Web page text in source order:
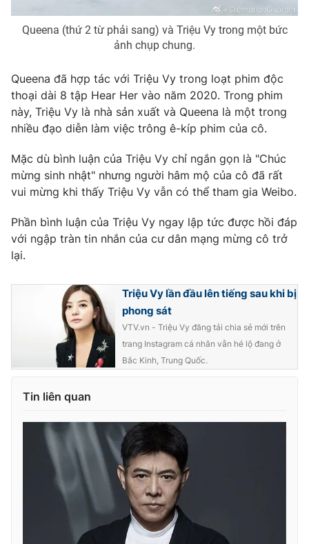
VTV Money VTV Thể thao
Thị trường 24h Tấm lòng Việt
VTV9 VTV8
Liên hệ tòa soạn English
THỜI BÁO VTV
Theo dõi báo trên
Cơ quan báo chí:
Thời báo VTV
Giấy phép hoạt động báo in và báo điện tử số 483/GP-BTTTT
cấp ngày 29/12/2023
Tổng Biên tập:
Vũ Thanh Thủy
Phó Tổng Biên tập:
Nguyễn Thị Mỹ Hạnh, Phạm Quốc Thắng,
024.38 355 931 - 024.38 355 932
Queena (thứ 2 từ phải sang) và Triệu Vy trong một bức
ảnh chụp chung.
Queena đã hợp tác với Triệu Vy trong loạt phim độc
thoại dài 8 tập Hear Her vào năm 2020. Trong phim
này, Triệu Vy là nhà sản xuất và Queena là một trong
nhiều đạo diễn làm việc trông ê-kíp phim của cô.
Mặc dù bình luận của Triệu Vy chỉ ngắn gọn là "Chúc
mừng sinh nhật" nhưng người hâm mộ của cô đã rất
vui mừng khi thấy Triệu Vy vẫn có thể tham gia Weibo.
Phần bình luận của Triệu Vy ngay lập tức được hồi đáp
với ngập tràn tin nhắn của cư dân mạng mừng cô trở
lại.
Triệu Vy lần đầu lên tiếng sau khi bị
phong sát
VTV.vn - Triệu Vy đăng tải chia sẻ mới trên
trang Instagram cá nhân vẫn hé lộ đang ở
Bắc Kinh, Trung Quốc.
Tin liên quan